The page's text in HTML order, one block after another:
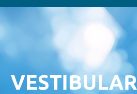
VESTIBULAR